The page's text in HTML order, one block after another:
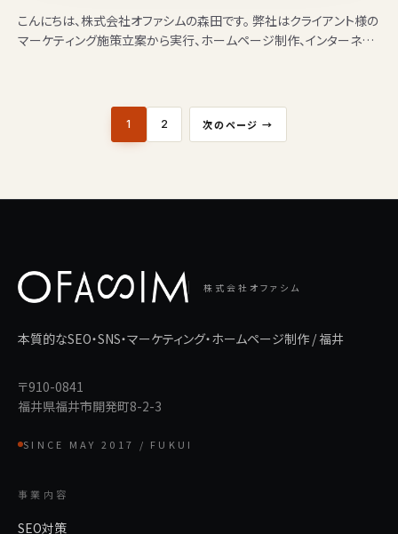
こんにちは、株式会社オファシムの森田です。 弊社はクライアント様の
マーケティング施策立案から実行、ホームページ制作、インターネッ
投稿のページ送り
1 2 次のページ →
株式会社オファシム
本質的なSEO・SNS・マーケティング・ホームページ制作 / 福井
〒910-0841
福井県福井市開発町8-2-3
SINCE MAY 2017 / FUKUI
事業内容
SEO対策